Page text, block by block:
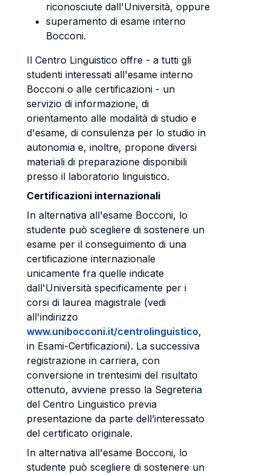
riconosciute dall'Università, oppure
superamento di esame interno
Bocconi.
Il Centro Linguistico offre - a tutti gli
studenti interessati all'esame interno
Bocconi o alle certificazioni - un
servizio di informazione, di
orientamento alle modalità di studio e
d'esame, di consulenza per lo studio in
autonomia e, inoltre, propone diversi
materiali di preparazione disponibili
presso il laboratorio linguistico.
Certificazioni internazionali
In alternativa all'esame Bocconi, lo
studente può scegliere di sostenere un
esame per il conseguimento di una
certificazione internazionale
unicamente fra quelle indicate
dall'Università specificamente per i
corsi di laurea magistrale (vedi
all'indirizzo
www.unibocconi.it/centrolinguistico,
in Esami-Certificazioni). La successiva
registrazione in carriera, con
conversione in trentesimi del risultato
ottenuto, avviene presso la Segreteria
del Centro Linguistico previa
presentazione da parte dell’interessato
del certificato originale.
In alternativa all'esame Bocconi, lo
studente può scegliere di sostenere un